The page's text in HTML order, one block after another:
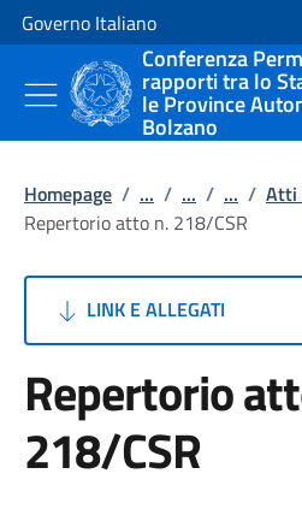
Vai al contenuto
Vai alla navigazione del sito
Governo Italiano
Conferenza
rapporti tra lo
le Province
Bolzano
Homepage / ... / ... / ... / Atti
Repertorio atto n. 218/CSR
LINK E ALLEGATI
Repertorio
218/CSR